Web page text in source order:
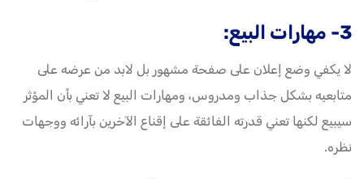
3- مهارات البيع:
لا يكفي وضع إعلان على صفحة مشهور بل لابد من عرضه على
متابعيه بشكل جذاب ومدروس، ومهارات البيع لا تعني بأن المؤثر
سيبيع لكنها تعني قدرته الفائقة على إقناع الآخرين بآرائه ووجهات
نظره.